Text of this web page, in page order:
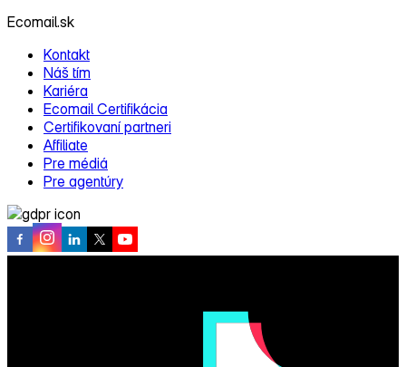
Ecomail.sk
Kontakt
Náš tím
Kariéra
Ecomail Certifikácia
Certifikovaní partneri
Affiliate
Pre médiá
Pre agentúry